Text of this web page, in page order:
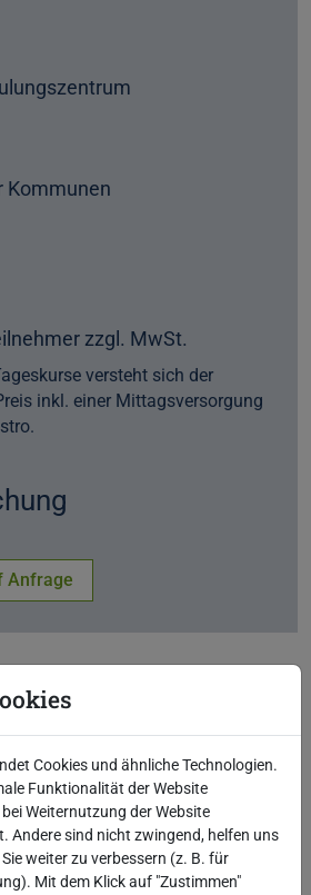
Kommunen
zzgl. MwSt.
versteht sich der
inkl. einer Mittagsversorgung
Anfrage
Cookies und ähnliche Technologien.
Funktionalität der Website
Weiternutzung der Website
Andere sind nicht zwingend, helfen uns
weiter zu verbessern (z. B. für
Mit dem Klick auf "Zustimmen"